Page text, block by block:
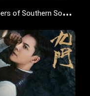
W
hispers of Southern Song
2026